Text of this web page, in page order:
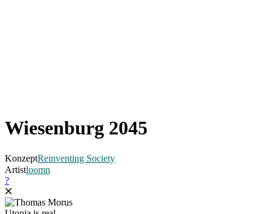
Wiesenburg 2045
KonzeptReinventing Society
Artistloomn
?